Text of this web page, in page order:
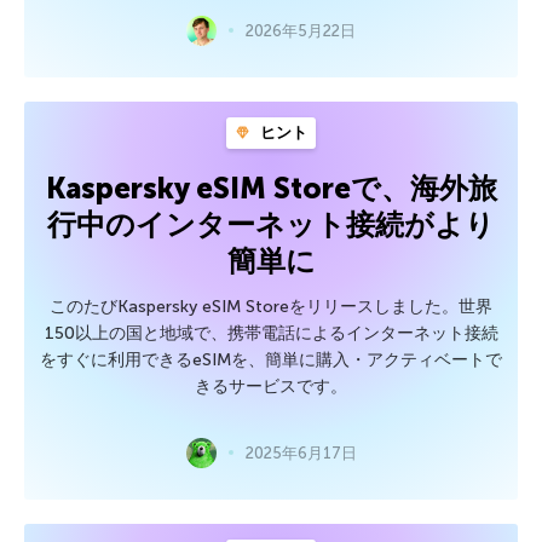
2026年5月22日
ヒント
Kaspersky eSIM Storeで、海外旅
行中のインターネット接続がより
簡単に
このたびKaspersky eSIM Storeをリリースしました。世界
150以上の国と地域で、携帯電話によるインターネット接続
をすぐに利用できるeSIMを、簡単に購入・アクティベートで
きるサービスです。
2025年6月17日